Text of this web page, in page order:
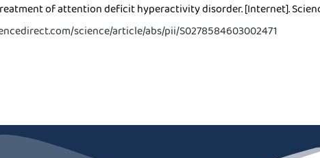
of attention deficit hyperactivity disorder. [Internet].
science/article/abs/pii/S0278584603002471